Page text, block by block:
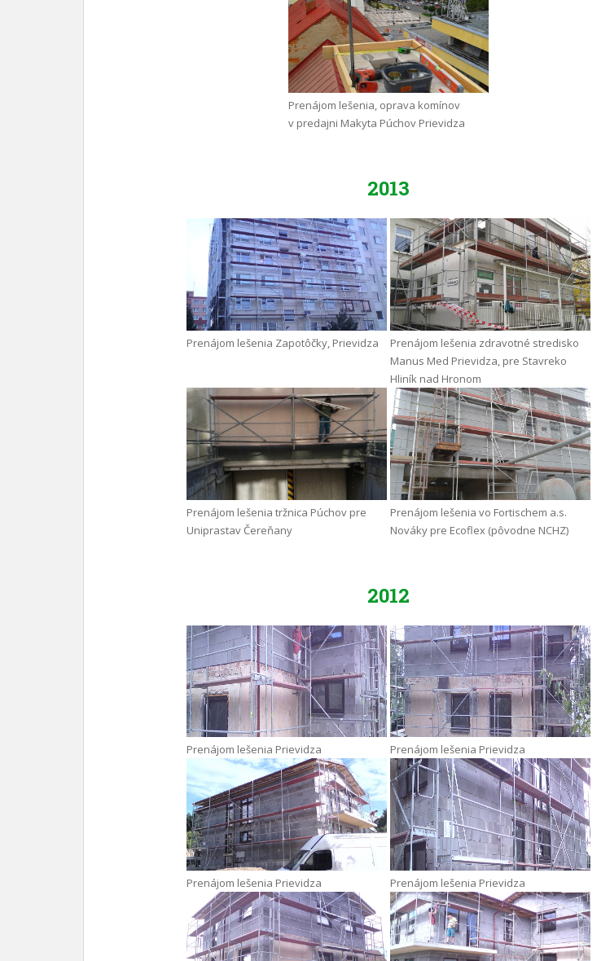
Prenájom lešenia, oprava komínov
v predajni Makyta Púchov Prievidza
2013
Prenájom lešenia Zapotôčky, Prievidza
Prenájom lešenia zdravotné stredisko
Manus Med Prievidza, pre Stavreko
Hliník nad Hronom
Prenájom lešenia tržnica Púchov pre
Uniprastav Čereňany
Prenájom lešenia vo Fortischem a.s.
Nováky pre Ecoflex (pôvodne NCHZ)
2012
Prenájom lešenia Prievidza Prenájom lešenia Prievidza
Prenájom lešenia Prievidza Prenájom lešenia Prievidza